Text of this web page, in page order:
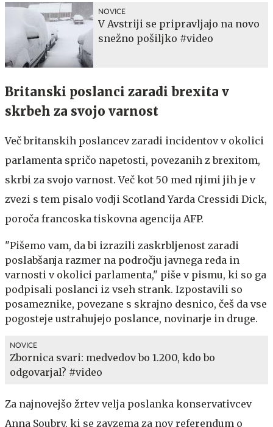
NOVICE
V Avstriji se pripravljajo na novo
snežno pošiljko #video
Britanski poslanci zaradi brexita v
skrbeh za svojo varnost
Več britanskih poslancev zaradi incidentov v okolici
parlamenta spričo napetosti, povezanih z brexitom,
skrbi za svojo varnost. Več kot 50 med njimi jih je v
zvezi s tem pisalo vodji Scotland Yarda Cressidi Dick,
poroča francoska tiskovna agencija AFP.
"Pišemo vam, da bi izrazili zaskrbljenost zaradi
poslabšanja razmer na področju javnega reda in
varnosti v okolici parlamenta," piše v pismu, ki so ga
podpisali poslanci iz vseh strank. Izpostavili so
posameznike, povezane s skrajno desnico, češ da vse
pogosteje ustrahujejo poslance, novinarje in druge.
NOVICE
Zbornica svari: medvedov bo 1.200, kdo bo
odgovarjal? #video
Za najnovejšo žrtev velja poslanka konservativcev
Anna Soubry, ki se zavzema za nov referendum o